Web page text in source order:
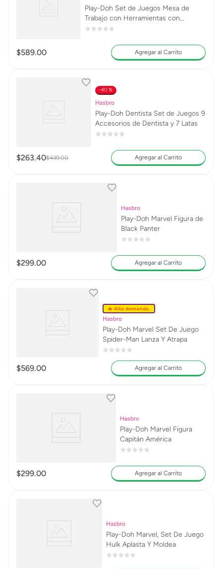
Play-Doh Set de Juegos Mesa de
Trabajo con Herramientas con
Accesorios y 5 Latas
$589.00 Agregar al Carrito
40 %
Hasbro
Play-Doh Dentista Set de Juegos 9
Accesorios de Dentista y 7 Latas
$263.40$439.00 Agregar al Carrito
Hasbro
Play-Doh Marvel Figura de
Black Panter
$299.00 Agregar al Carrito
🔥 Alta demanda.
Hasbro
Play-Doh Marvel Set De Juego
Spider-Man Lanza Y Atrapa
$569.00 Agregar al Carrito
Hasbro
Play-Doh Marvel Figura
Capitán América
$299.00 Agregar al Carrito
Hasbro
Play-Doh Marvel, Set De Juego
Hulk Aplasta Y Moldea